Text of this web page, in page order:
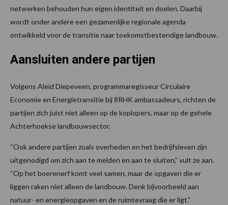
netwerken behouden hun eigen identiteit en doelen. Daarbij
wordt onder andere een gezamenlijke regionale agenda
ontwikkeld voor de transitie naar toekomstbestendige landbouw.
Aansluiten andere partijen
Volgens Aleid Diepeveen, programmaregisseur Circulaire
Economie en Energietransitie bij 8RHK ambassadeurs, richten de
partijen zich juist niet alleen op de koplopers, maar op de gehele
Achterhoekse landbouwsector.
“Ook andere partijen zoals overheden en het bedrijfsleven zijn
uitgenodigd om zich aan te melden en aan te sluiten,” vult ze aan.
“Op het boerenerf komt veel samen, maar de opgaven die er
liggen raken niet alleen de landbouw. Denk bijvoorbeeld aan
natuur- en energieopgaven en de ruimtevraag die er ligt.”